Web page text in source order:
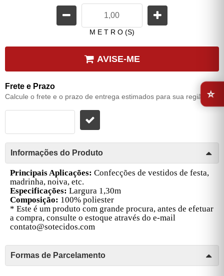
M E T R O (S)
AVISE-ME
Frete e Prazo
Calcule o frete e o prazo de entrega estimados para sua região:
Informações do Produto
Principais Aplicações: Confecções de vestidos de festa,
madrinha, noiva, etc.
Especificações: Largura 1,30m
Composição: 100% poliester
* Este é um produto com grande procura, antes de efetuar
a compra, consulte o estoque através do e-mail
contato@sotecidos.com
Formas de Parcelamento
⭐